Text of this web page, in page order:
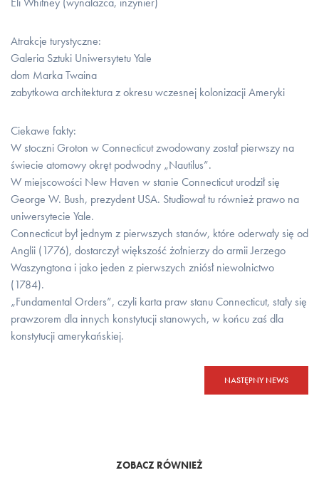
Atrakcje turystyczne:
Galeria Sztuki Uniwersytetu Yale
dom Marka Twaina
zabytkowa architektura z okresu wczesnej kolonizacji Ameryki
Ciekawe fakty:
W stoczni Groton w Connecticut zwodowany został pierwszy na
świecie atomowy okręt podwodny „Nautilus”.
W miejscowości New Haven w stanie Connecticut urodził się
George W. Bush, prezydent USA. Studiował tu również prawo na
uniwersytecie Yale.
Connecticut był jednym z pierwszych stanów, które oderwały się od
Anglii (1776), dostarczył większość żołnierzy do armii Jerzego
Waszyngtona i jako jeden z pierwszych zniósł niewolnictwo
(1784).
„Fundamental Orders”, czyli karta praw stanu Connecticut, stały się
prawzorem dla innych konstytucji stanowych, w końcu zaś dla
konstytucji amerykańskiej.
NASTĘPNY NEWS
ZOBACZ RÓWNIEŻ